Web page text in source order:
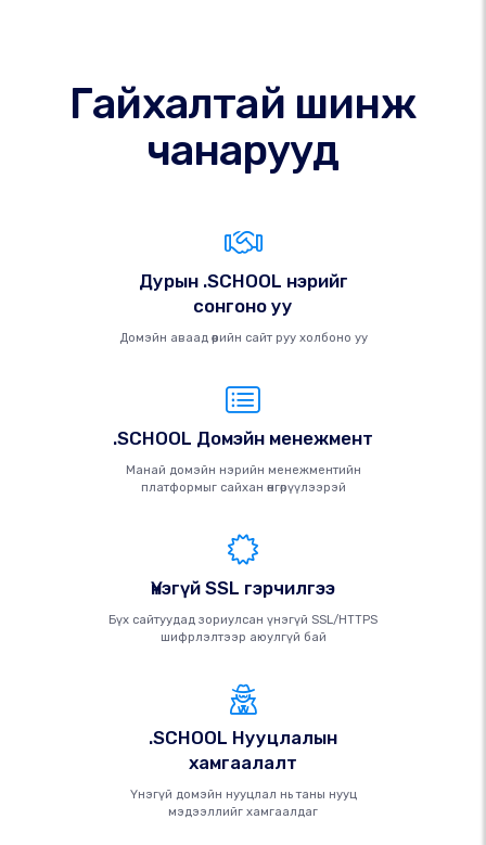
Гайхалтай шинж
чанарууд
Дурын .SCHOOL нэрийг
сонгоно уу
Домэйн аваад өөрийн сайт руу холбоно уу
.SCHOOL Домэйн менежмент
Манай домэйн нэрийн менежментийн
платформыг сайхан өнгөрүүлээрэй
Үнэгүй SSL гэрчилгээ
Бүх сайтуудад зориулсан үнэгүй SSL/HTTPS
шифрлэлтээр аюулгүй бай
.SCHOOL Нууцлалын
хамгаалалт
Үнэгүй домэйн нууцлал нь таны нууц
мэдээллийг хамгаалдаг